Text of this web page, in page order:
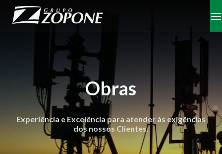
Obras
Experiência e Excelência para atender às exigências
dos nossos Clientes.